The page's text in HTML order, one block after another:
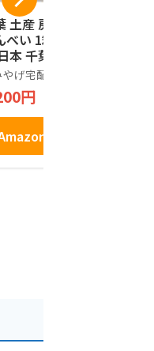
土産 房総えび
べい 1箱 (国内旅
本 千葉 お土
げ宅配便
円
で見る